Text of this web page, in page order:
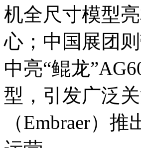
机全尺寸模型
心；中国展团
中亮“鲲龙
型，引发广泛
（Embraer）